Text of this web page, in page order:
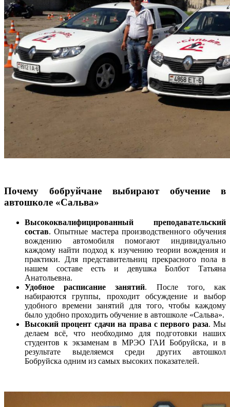
Почему бобруйчане выбирают обучение в
автошколе «Сальва»
Высококвалифицированный преподавательский
состав. Опытные мастера производственного обучения
вождению автомобиля помогают индивидуально
каждому найти подход к изучению теории вождения и
практики. Для представительниц прекрасного пола в
нашем составе есть и девушка Болбот Татьяна
Анатольевна.
Удобное расписание занятий. После того, как
набираются группы, проходит обсуждение и выбор
удобного времени занятий для того, чтобы каждому
было удобно проходить обучение в автошколе «Сальва».
Высокий процент сдачи на права с первого раза. Мы
делаем всё, что необходимо для подготовки наших
студентов к экзаменам в МРЭО ГАИ Бобруйска, и в
результате выделяемся среди других автошкол
Бобруйска одним из самых высоких показателей.